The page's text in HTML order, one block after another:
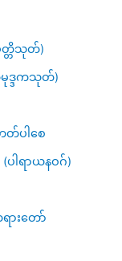
တ္တိသုတ်)
မုဒ္ဒကသုတ်)
ပါစေ
ါရာယနဝဂ်)
ားတော်